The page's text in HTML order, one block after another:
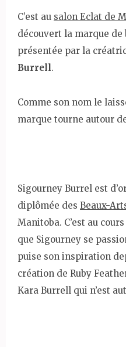
C’est au salon Eclat de
découvert la marque de
présentée par la
Burrell .
Comme son nom le
marque tourne autour
Sigourney Burrel est
diplômée des Beaux-
Manitoba. C’est au
que Sigourney se
puise son inspiration
création de Ruby
Kara Burrell qui n’est